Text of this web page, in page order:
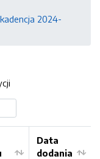
2024-
Data
dodania